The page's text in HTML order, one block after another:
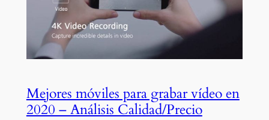
Mejores móviles para grabar vídeo en
2020 – Análisis Calidad/Precio